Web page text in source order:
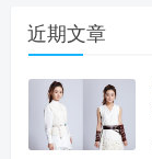
近期文章